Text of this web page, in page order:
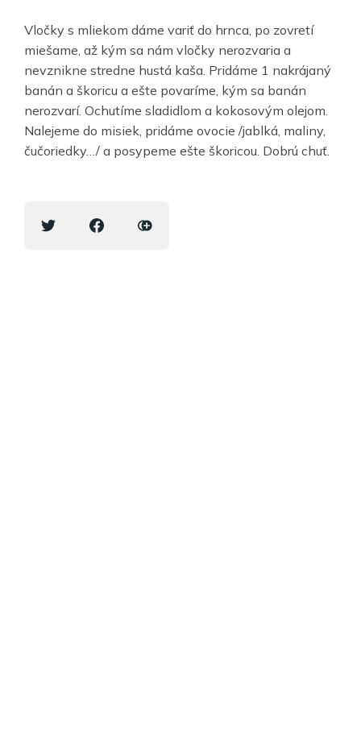
Vločky s mliekom dáme variť do hrnca, po zovretí
miešame, až kým sa nám vločky nerozvaria a
nevznikne stredne hustá kaša. Pridáme 1 nakrájaný
banán a škoricu a ešte povaríme, kým sa banán
nerozvarí. Ochutíme sladidlom a kokosovým olejom.
Nalejeme do misiek, pridáme ovocie /jablká, maliny,
čučoriedky…/ a posypeme ešte škoricou. Dobrú chuť.